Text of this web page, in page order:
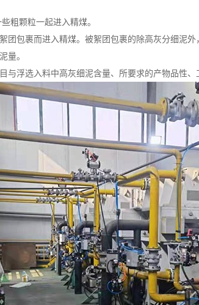
粗颗粒一起进入精煤。
团包裹而进入精煤。被絮团包裹的除高灰分细泥
量。
浮选入料中高灰细泥含量、所要求的产物品性、